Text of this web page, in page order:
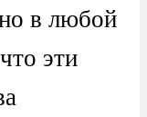
в любой
эти